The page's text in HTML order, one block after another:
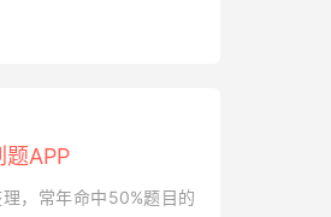
APP
，常年命中50%题目的